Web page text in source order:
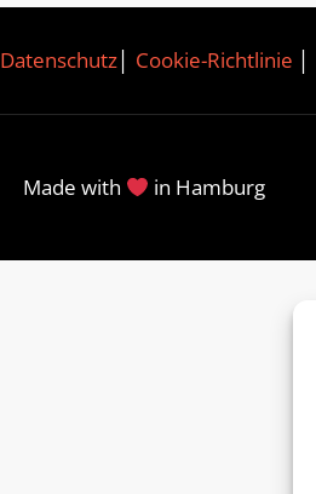
Datenschutz│ Cookie-Richtlinie
Made with in Hamburg